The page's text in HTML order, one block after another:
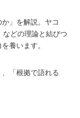
」を解説。ヤコ
などの理論と結びつ
養います。
「根拠で語れる